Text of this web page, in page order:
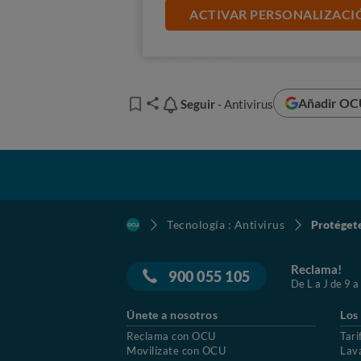
ACTIVAR
Seguir
Seguir - Antivirus Añadir
Tecnología : Antivirus
900 055 105 Reclama!
De L a J de 9
Únete a nosotros
Reclama con OCU
Movilízate con OCU